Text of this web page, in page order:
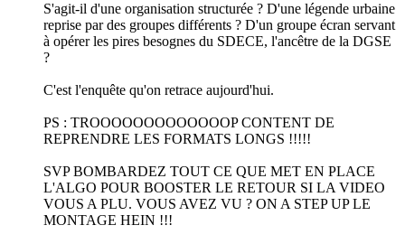
S'agit-il d'une organisation structurée ? D'une légende urbaine
reprise par des groupes différents ? D'un groupe écran servant
à opérer les pires besognes du SDECE, l'ancêtre de la DGSE
?
C'est l'enquête qu'on retrace aujourd'hui.
PS : TROOOOOOOOOOOOOP CONTENT DE
REPRENDRE LES FORMATS LONGS !!!!!
SVP BOMBARDEZ TOUT CE QUE MET EN PLACE
L'ALGO POUR BOOSTER LE RETOUR SI LA VIDEO
VOUS A PLU. VOUS AVEZ VU ? ON A STEP UP LE
MONTAGE HEIN !!!